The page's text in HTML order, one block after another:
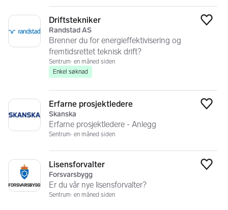
Driftstekniker
Randstad AS
Brenner du for energieffektivisering og
fremtidsrettet teknisk drift?
Sentrum en måned siden
Enkel søknad
Erfarne prosjektledere
Skanska
Erfarne prosjektledere - Anlegg
Sentrum en måned siden
Lisensforvalter
Forsvarsbygg
Er du vår nye lisensforvalter?
Sentrum en måned siden